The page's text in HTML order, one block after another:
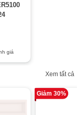
giá
Xem tất cả
Giảm 30%